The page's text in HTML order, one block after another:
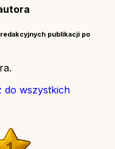
publikacji po
do wszystkich